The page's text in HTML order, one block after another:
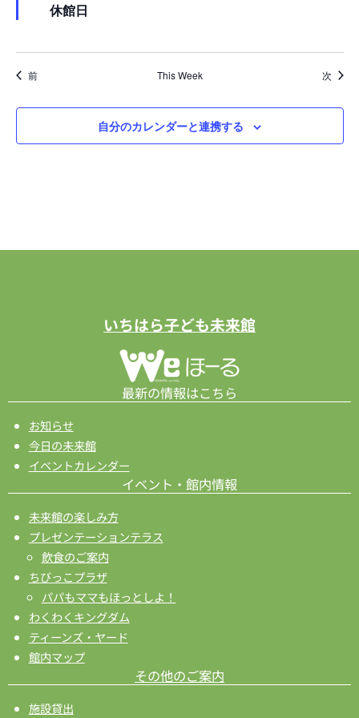
休館日
前 This Week 次
自分のカレンダーと連携する
いちはら子ども未来館
最新の情報はこちら
お知らせ
今日の未来館
イベントカレンダー
イベント・館内情報
未来館の楽しみ方
プレゼンテーションテラス
飲食のご案内
ちびっこプラザ
パパもママもほっとしよ！
わくわくキングダム
ティーンズ・ヤード
館内マップ
その他のご案内
施設貸出